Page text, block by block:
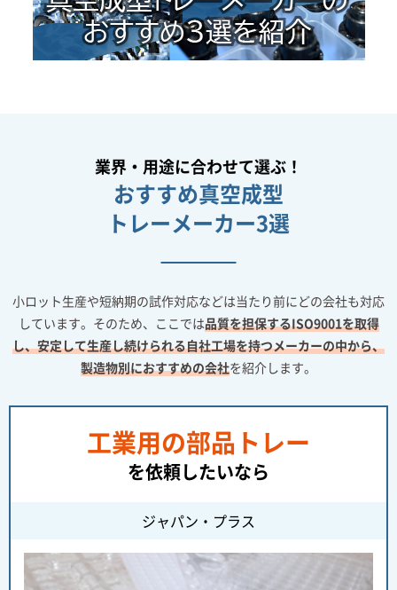
業界・用途に合わせて選ぶ！
おすすめ真空成型
トレーメーカー3選
小ロット生産や短納期の試作対応などは当たり前にどの会社も対応
しています。そのため、ここでは品質を担保するISO9001を取得
し、安定して生産し続けられる自社工場を持つメーカーの中から、
製造物別におすすめの会社を紹介します。
工業用の部品トレー
を依頼したいなら
ジャパン・プラス